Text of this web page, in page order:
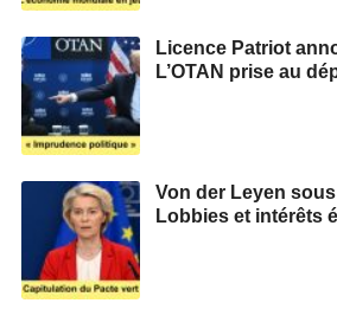
Licence Patriot
L’OTAN prise au
Von der Leyen
Lobbies et intérêts